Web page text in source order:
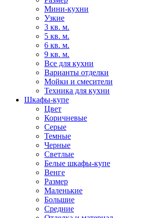
Мини-кухни
Узкие
3 кв. м.
5 кв. м.
6 кв. м.
9 кв. м.
Все для кухни
Варианты отделки
Мойки и смесители
Техника для кухни
Шкафы-купе
Цвет
Коричневые
Серые
Темные
Черные
Светлые
Белые шкафы-купе
Венге
Размер
Маленькие
Большие
Средние